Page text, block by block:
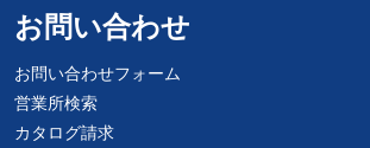
お問い合わせ
お問い合わせフォーム
営業所検索
カタログ請求